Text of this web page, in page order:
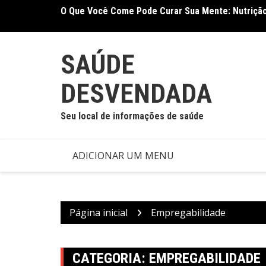
o
O Que Você Come Pode Curar Sua Mente:
Terapia Ocupacional Melhora Função Motora e
SAÚDE
DESVENDADA
Seu local de informações de saúde
ADICIONAR UM MENU
Página inicial Empregabilidade
CATEGORIA: EMPREGABILIDADE